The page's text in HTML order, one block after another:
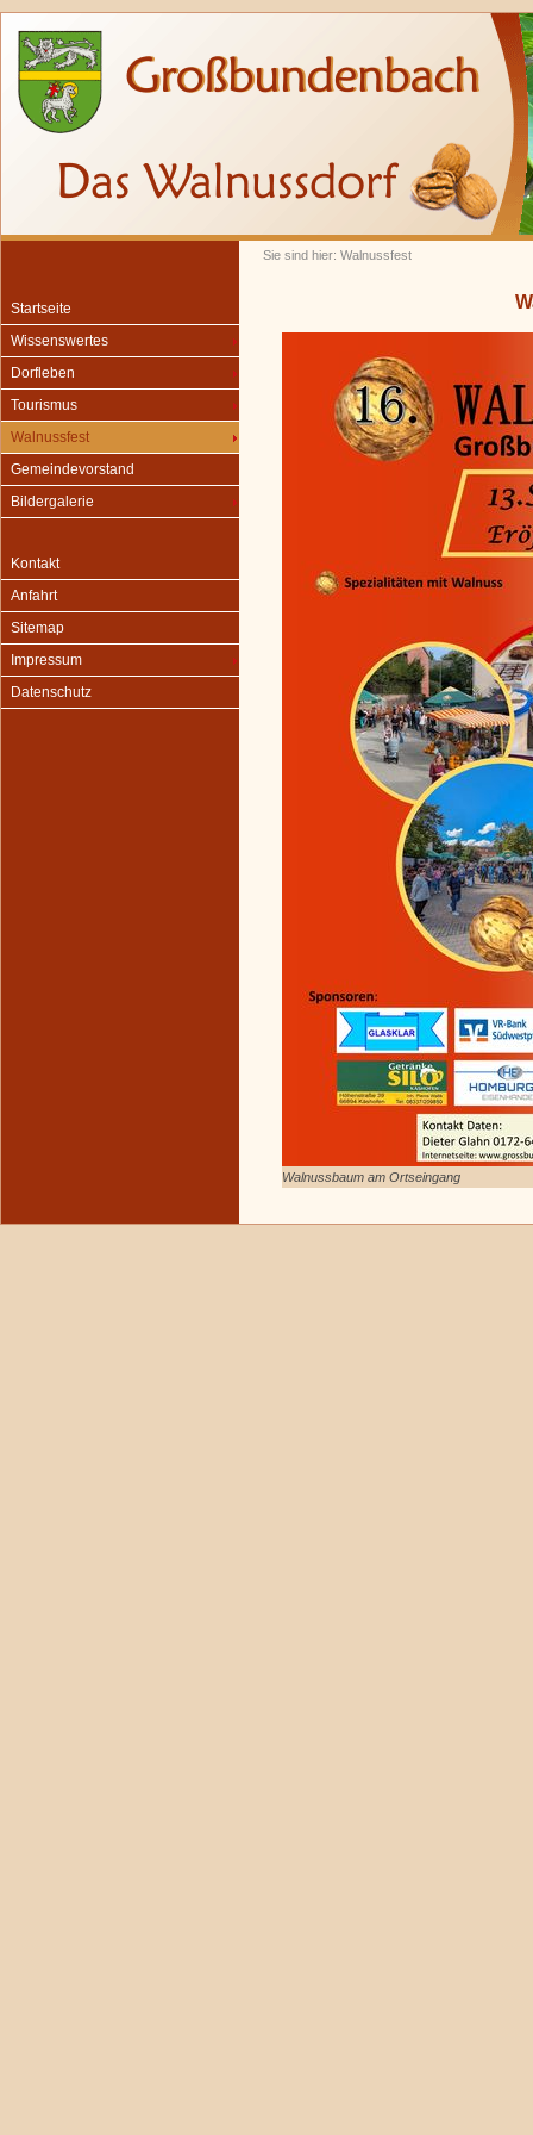
Sie sind hier: Walnussfest
Startseite
Wissenswertes
Dorfleben
Tourismus
Walnussfest
Gemeindevorstand
Bildergalerie
Kontakt
Anfahrt
Sitemap
Impressum
Datenschutz
Walnussbaum am Ortseingang